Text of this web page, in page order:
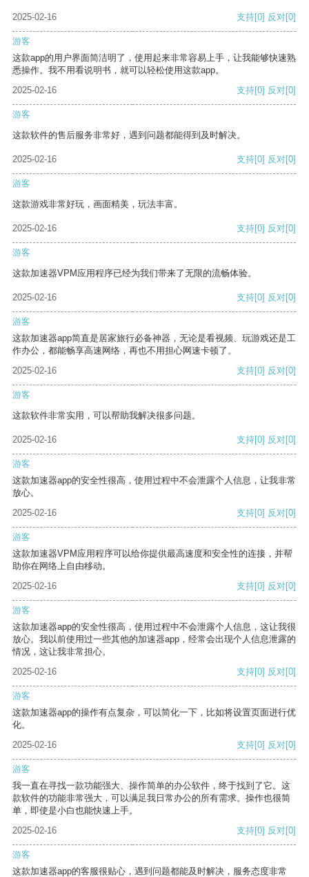
2025-02-16 支持[0] 反对[0]
游客
这款app的用户界面简洁明了，使用起来非常容易上手，让我能够快速熟
悉操作。我不用看说明书，就可以轻松使用这款app。
2025-02-16
支持[0] 反对[0]
游客
这款软件的售后服务非常好，遇到问题都能得到及时解决。
2025-02-16 支持[0] 反对[0]
游客
这款游戏非常好玩，画面精美，玩法丰富。
2025-02-16 支持[0] 反对[0]
游客
这款加速器VPM应用程序已经为我们带来了无限的流畅体验。
2025-02-16 支持[0] 反对[0]
游客
这款加速器app简直是居家旅行必备神器，无论是看视频、玩游戏还是工
作办公，都能畅享高速网络，再也不用担心网速卡顿了。
2025-02-16
支持[0] 反对[0]
游客
这款软件非常实用，可以帮助我解决很多问题。
2025-02-16 支持[0] 反对[0]
游客
这款加速器app的安全性很高，使用过程中不会泄露个人信息，让我非常
放心。
2025-02-16
支持[0] 反对[0]
游客
这款加速器VPM应用程序可以给你提供最高速度和安全性的连接，并帮
助你在网络上自由移动。
2025-02-16
支持[0] 反对[0]
游客
这款加速器app的安全性很高，使用过程中不会泄露个人信息，这让我很
放心。我以前使用过一些其他的加速器app，经常会出现个人信息泄露的
情况，这让我非常担心。
2025-02-16
支持[0] 反对[0]
游客
这款加速器app的操作有点复杂，可以简化一下，比如将设置页面进行优
化。
2025-02-16
支持[0] 反对[0]
游客
我一直在寻找一款功能强大、操作简单的办公软件，终于找到了它。这
款软件的功能非常强大，可以满足我日常办公的所有需求。操作也很简
单，即使是小白也能快速上手。
2025-02-16
支持[0] 反对[0]
游客
这款加速器app的客服很贴心，遇到问题都能及时解决，服务态度非常